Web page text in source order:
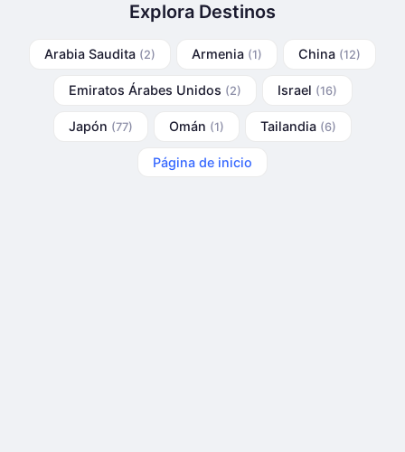
Explora Destinos
Arabia Saudita (2) Armenia (1) China (12)
Emiratos Árabes Unidos (2) Israel (16)
Japón (77) Omán (1) Tailandia (6)
Página de inicio